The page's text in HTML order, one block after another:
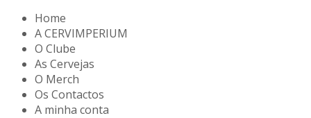
Home
A CERVIMPERIUM
O Clube
As Cervejas
O Merch
Os Contactos
A minha conta